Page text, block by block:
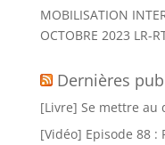
MOBILISATION
OCTOBRE 2023 LR-
Dernières
[Livre] Se mettre au
[Vidéo] Episode 88